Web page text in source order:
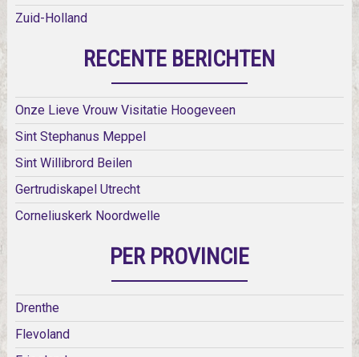
Zuid-Holland
RECENTE BERICHTEN
Onze Lieve Vrouw Visitatie Hoogeveen
Sint Stephanus Meppel
Sint Willibrord Beilen
Gertrudiskapel Utrecht
Corneliuskerk Noordwelle
PER PROVINCIE
Drenthe
Flevoland